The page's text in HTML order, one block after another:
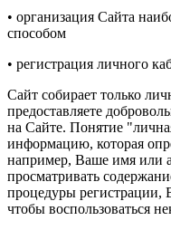
• организация Сайта
способом
• регистрация личного
Сайт собирает только
предоставляете
на Сайте. Понятие
информацию, которая
например, Ваше имя или
просматривать
процедуры регистрации,
чтобы воспользоваться